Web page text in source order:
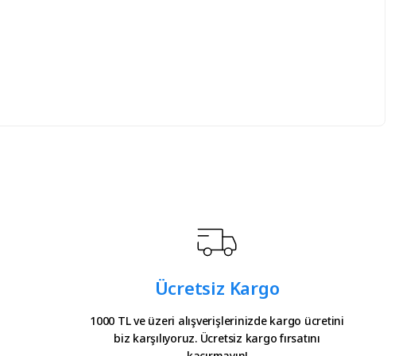
Ücretsiz Kargo
1000 TL ve üzeri alışverişlerinizde kargo ücretini
biz karşılıyoruz. Ücretsiz kargo fırsatını